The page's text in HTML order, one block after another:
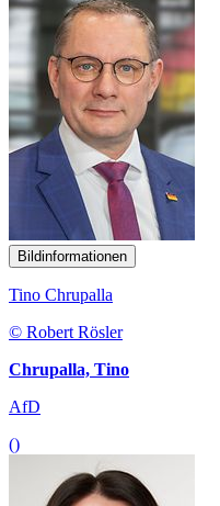
Bildinformationen
Tino Chrupalla
© Robert Rösler
Chrupalla, Tino
AfD
()